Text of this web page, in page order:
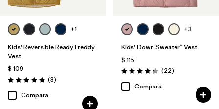
+1
Kids' Reversible Ready Freddy
Vest
$ 109
Valoración: 5.0 / 5
(3Comentarios
)
Compara
+3
Kids' Down Sweater™ Vest
$ 115
Valoración: 4.3 / 5
(22Comentarios
)
Compara